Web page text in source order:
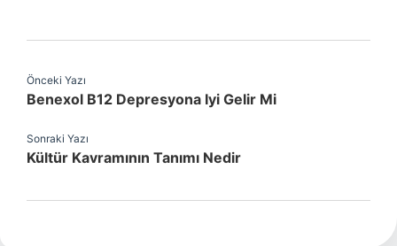
Önceki Yazı
Benexol B12 Depresyona Iyi Gelir Mi
Sonraki Yazı
Kültür Kavramının Tanımı Nedir